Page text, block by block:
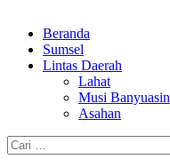
Beranda
Sumsel
Lintas Daerah
Lahat
Musi Banyuasin
Asahan
Cari
untuk: